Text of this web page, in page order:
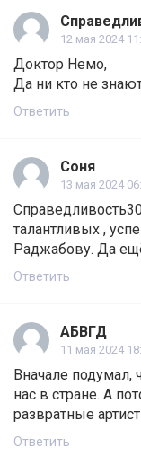
12 мая 2024
Доктор Немо,
Да ни кто не
Ответить
Соня
13 мая 2024
талантливых ,
Раджабову. Да
Ответить
АБВГД
11 мая 2024
Вначале подумал,
нас в стране. А
развратные
Ответить